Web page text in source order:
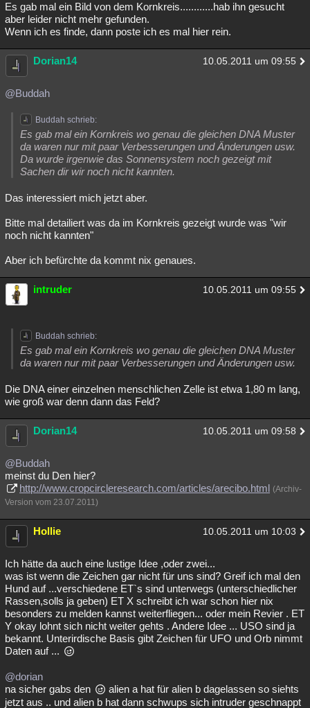
Es gab mal ein Bild von dem Kornkreis............hab ihn gesucht
aber leider nicht mehr gefunden.
Wenn ich es finde, dann poste ich es mal hier rein.
Dorian14 10.05.2011 um 09:55
@Buddah
Buddah schrieb:
Es gab mal ein Kornkreis wo genau die gleichen DNA Muster
da waren nur mit paar Verbesserungen und Änderungen usw.
Da wurde irgenwie das Sonnensystem noch gezeigt mit
Sachen dir wir noch nicht kannten.
Das interessiert mich jetzt aber.
Bitte mal detailiert was da im Kornkreis gezeigt wurde was "wir
noch nicht kannten"
Aber ich befürchte da kommt nix genaues.
intruder 10.05.2011 um 09:55
Buddah schrieb:
Es gab mal ein Kornkreis wo genau die gleichen DNA Muster
da waren nur mit paar Verbesserungen und Änderungen usw.
Die DNA einer einzelnen menschlichen Zelle ist etwa 1,80 m lang,
wie groß war denn dann das Feld?
Dorian14 10.05.2011 um 09:58
@Buddah
meinst du Den hier?
http://www.cropcircleresearch.com/articles/arecibo.html (Archiv-
Version vom 23.07.2011)
Hollie 10.05.2011 um 10:03
Ich hätte da auch eine lustige Idee ,oder zwei...
was ist wenn die Zeichen gar nicht für uns sind? Greif ich mal den
Hund auf ...verschiedene ET`s sind unterwegs (unterschiedlicher
Rassen,solls ja geben) ET X schreibt ich war schon hier nix
besonders zu melden kannst weiterfliegen... oder mein Revier . ET
Y okay lohnt sich nicht weiter gehts . Andere Idee ... USO sind ja
bekannt. Unterirdische Basis gibt Zeichen für UFO und Orb nimmt
Daten auf ...
@dorian
na sicher gabs den
alien a hat für alien b dagelassen so siehts
jetzt aus .. und alien b hat dann schwups sich intruder geschnappt